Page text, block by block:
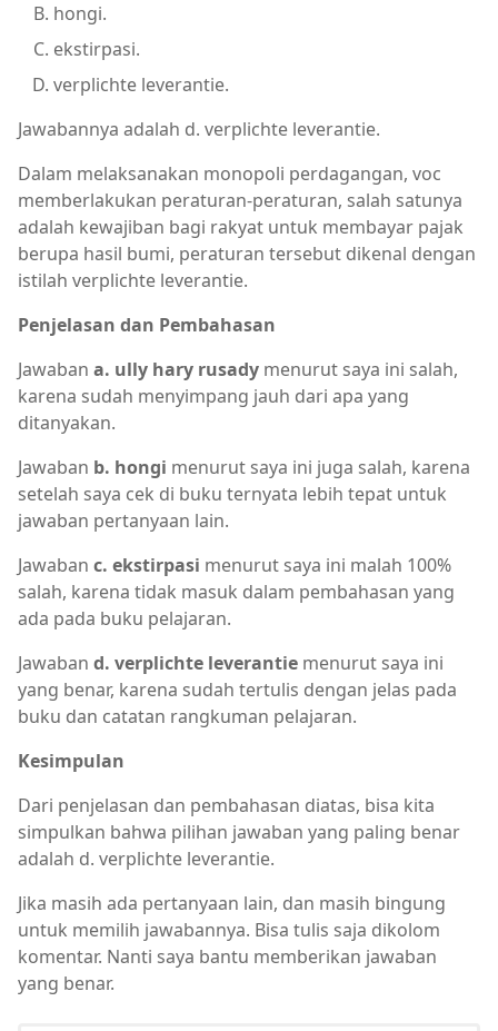
hongi.
ekstirpasi.
verplichte leverantie.
Jawabannya adalah d. verplichte leverantie.
Dalam melaksanakan monopoli perdagangan, voc
memberlakukan peraturan-peraturan, salah satunya
adalah kewajiban bagi rakyat untuk membayar pajak
berupa hasil bumi, peraturan tersebut dikenal dengan
istilah verplichte leverantie.
Penjelasan dan Pembahasan
Jawaban a. ully hary rusady menurut saya ini salah,
karena sudah menyimpang jauh dari apa yang
ditanyakan.
Jawaban b. hongi menurut saya ini juga salah, karena
setelah saya cek di buku ternyata lebih tepat untuk
jawaban pertanyaan lain.
Jawaban c. ekstirpasi menurut saya ini malah 100%
salah, karena tidak masuk dalam pembahasan yang
ada pada buku pelajaran.
Jawaban d. verplichte leverantie menurut saya ini
yang benar, karena sudah tertulis dengan jelas pada
buku dan catatan rangkuman pelajaran.
Kesimpulan
Dari penjelasan dan pembahasan diatas, bisa kita
simpulkan bahwa pilihan jawaban yang paling benar
adalah d. verplichte leverantie.
Jika masih ada pertanyaan lain, dan masih bingung
untuk memilih jawabannya. Bisa tulis saja dikolom
komentar. Nanti saya bantu memberikan jawaban
yang benar.